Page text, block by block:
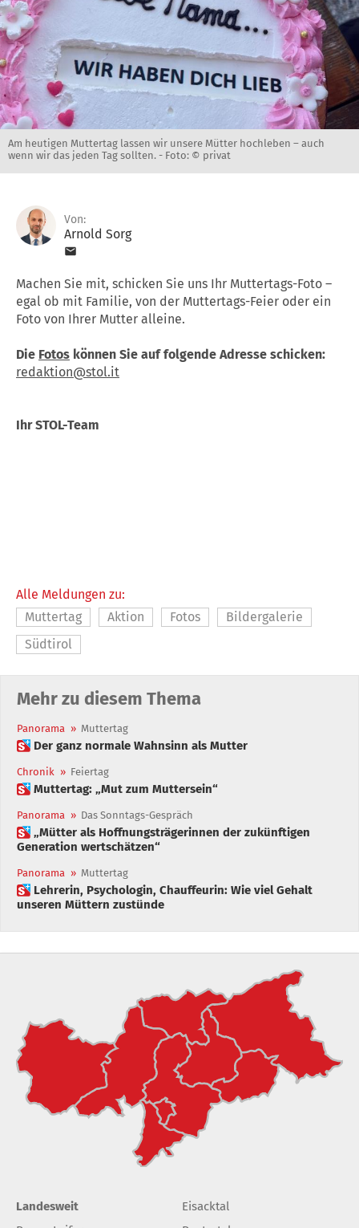
Am heutigen Muttertag lassen wir unsere Mütter hochleben – auch
wenn wir das jeden Tag sollten. - Foto: © privat
Von:
Arnold Sorg
Machen Sie mit, schicken Sie uns Ihr Muttertags-Foto –
egal ob mit Familie, von der Muttertags-Feier oder ein
Foto von Ihrer Mutter alleine.
Die Fotos können Sie auf folgende Adresse schicken:
redaktion@stol.it
Ihr STOL-Team
Alle Meldungen zu:
Muttertag
Aktion Fotos
Bildergalerie
Südtirol
Mehr zu diesem Thema
Panorama » Muttertag
 Der ganz normale Wahnsinn als Mutter
Chronik » Feiertag
 Muttertag: „Mut zum Muttersein“
Panorama » Das Sonntags-Gespräch
 „Mütter als Hoffnungsträgerinnen der zukünftigen
Generation wertschätzen“
Panorama » Muttertag
 Lehrerin, Psychologin, Chauffeurin: Wie viel Gehalt
unseren Müttern zustünde
Landesweit
Eisacktal